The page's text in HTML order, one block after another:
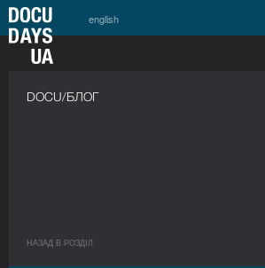
english
DOCU/БЛОГ
НАЗАД В РОЗДIЛ